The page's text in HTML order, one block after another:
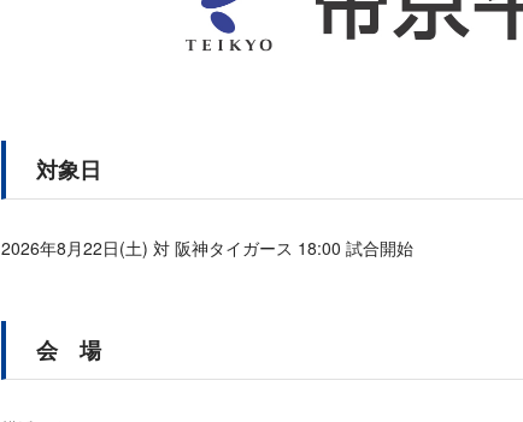
対象日
2026年8月22日(土) 対 阪神タイガース 18:00 試合開始
会 場